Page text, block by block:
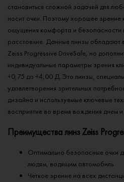
становиться сложной задачей для
носит очки. Поэтому хорошее зрение
ощущения комфорта и безопасности
расстояние. Данные линзы обладают
Zeiss Progressive DriveSafe, но
индивидуальные параметры зрения
+0,75 до +4,00 Д. Это линзы,
удовлетворения зрительных
дизайна и используемые ключевые
восприятие во время вождения днем и
Преимущества линз Zeiss
Оптимально безопасные очки
людям, водящим автомобиль
Четкое зрение на всех